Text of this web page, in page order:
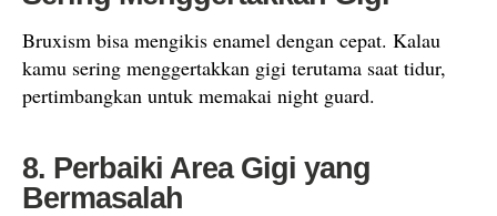
Bruxism bisa mengikis enamel dengan cepat. Kalau
kamu sering menggertakkan gigi terutama saat tidur,
pertimbangkan untuk memakai night guard.
8. Perbaiki Area Gigi yang
Bermasalah